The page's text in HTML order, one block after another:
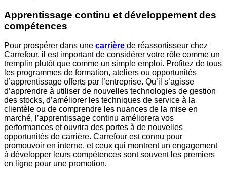
Apprentissage continu et développement des
compétences
Pour prospérer dans une carrière de réassortisseur chez
Carrefour, il est important de considérer votre rôle comme un
tremplin plutôt que comme un simple emploi. Profitez de tous
les programmes de formation, ateliers ou opportunités
d’apprentissage offerts par l’entreprise. Qu’il s’agisse
d’apprendre à utiliser de nouvelles technologies de gestion
des stocks, d’améliorer les techniques de service à la
clientèle ou de comprendre les nuances de la mise en
marché, l’apprentissage continu améliorera vos
performances et ouvrira des portes à de nouvelles
opportunités de carrière. Carrefour est connu pour
promouvoir en interne, et ceux qui montrent un engagement
à développer leurs compétences sont souvent les premiers
en ligne pour une promotion.